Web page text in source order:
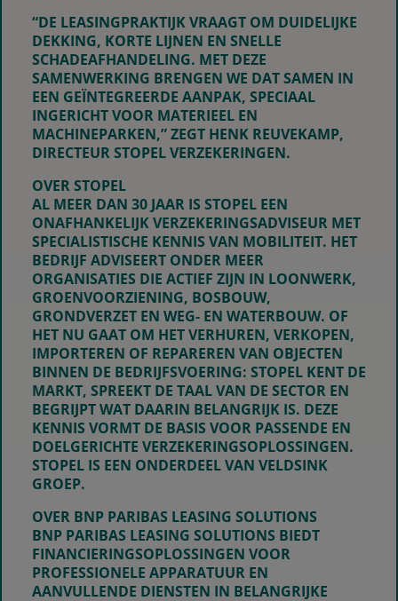
“DE LEASINGPRAKTIJK VRAAGT OM DUIDELIJKE
DEKKING, KORTE LIJNEN EN SNELLE
SCHADEAFHANDELING. MET DEZE
SAMENWERKING BRENGEN WE DAT SAMEN IN
EEN GEÏNTEGREERDE AANPAK, SPECIAAL
INGERICHT VOOR MATERIEEL EN
MACHINEPARKEN,”ZEGT HENK REUVEKAMP,
DIRECTEUR STOPEL VERZEKERINGEN.
OVER STOPEL
AL MEER DAN 30 JAAR IS STOPEL EEN
ONAFHANKELIJK VERZEKERINGSADVISEUR MET
SPECIALISTISCHE KENNIS VAN MOBILITEIT. HET
BEDRIJF ADVISEERT ONDER MEER
ORGANISATIES DIE ACTIEF ZIJN IN LOONWERK,
GROENVOORZIENING, BOSBOUW,
GRONDVERZET EN WEG- EN WATERBOUW. OF
HET NU GAAT OM HET VERHUREN, VERKOPEN,
IMPORTEREN OF REPAREREN VAN OBJECTEN
BINNEN DE BEDRIJFSVOERING: STOPEL KENT DE
MARKT, SPREEKT DE TAAL VAN DE SECTOR EN
BEGRIJPT WAT DAARIN BELANGRIJK IS. DEZE
KENNIS VORMT DE BASIS VOOR PASSENDE EN
DOELGERICHTE VERZEKERINGSOPLOSSINGEN.
STOPEL IS EEN ONDERDEEL VAN VELDSINK
GROEP.
OVER BNP PARIBAS LEASING SOLUTIONS
BNP PARIBAS LEASING SOLUTIONS BIEDT
FINANCIERINGSOPLOSSINGEN VOOR
PROFESSIONELE APPARATUUR EN
AANVULLENDE DIENSTEN IN BELANGRIJKE